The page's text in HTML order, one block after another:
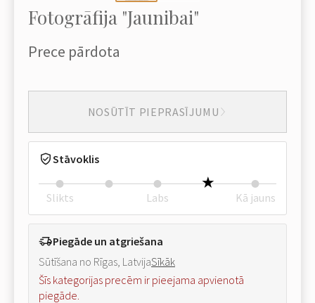
Fotogrāfija "Jaunibai"
Prece pārdota
NOSŪTĪT PIEPRASĪJUMU
Stāvoklis
Slikts Labs Kā jauns
Piegāde un atgriešana
Sūtīšana no Rīgas, LatvijaSīkāk
Šīs kategorijas precēm ir pieejama apvienotā
piegāde.